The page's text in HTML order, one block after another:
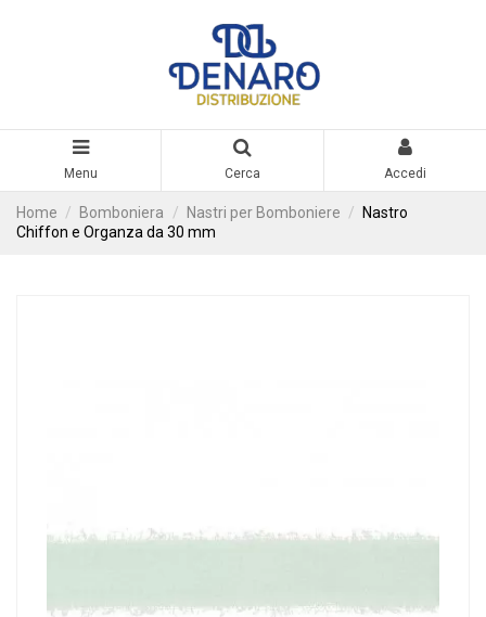
Menu Cerca Accedi
Home Bomboniera Nastri per Bomboniere
Nastro
Chiffon e Organza da 30 mm